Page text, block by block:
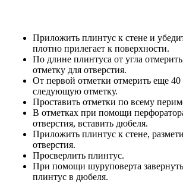
Приложить плинтус к стене и
плотно прилегает к поверхности.
По длине плинтуса от угла
отметку для отверстия.
От первой отметки отмерить еще 40
следующую отметку.
Проставить отметки по всему
В отметках при помощи
отверстия, вставить дюбеля.
Приложить плинтус к стене,
отверстия.
Просверлить плинтус.
При помощи шуруповерта
плинтус в дюбеля.